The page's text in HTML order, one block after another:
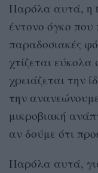
Παρόλα αυτά, η
έντονο όγκο που
παραδοσιακές
χτίζεται εύκολα
χρειάζεται την
την
μικροβιακή
αν δούμε ότι
Παρόλα αυτά,